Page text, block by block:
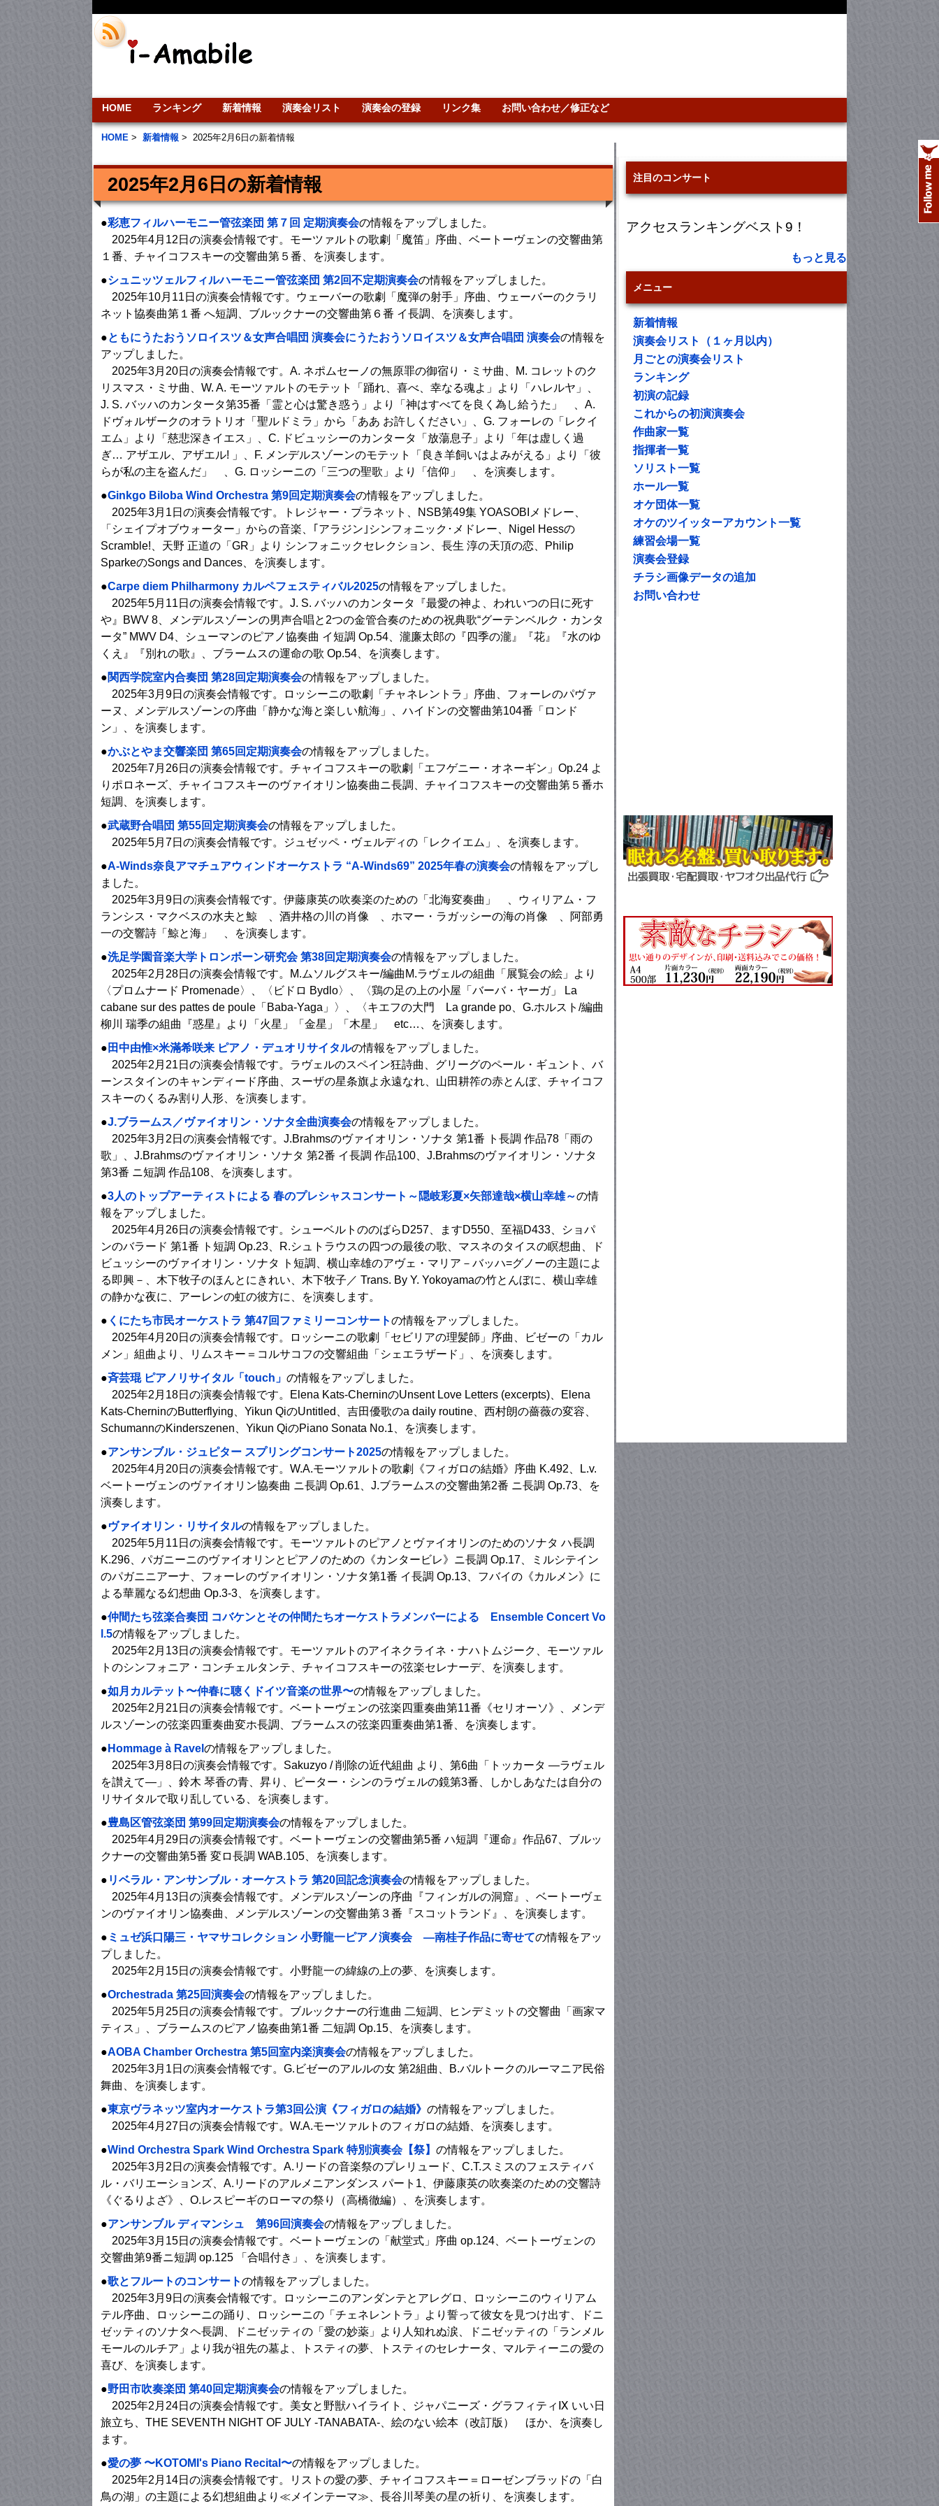
HOME ランキング 新着情報 演奏会リスト 演奏会の登録 リンク集 お問い合わせ／修正など
HOME > 新着情報 > 2025年2月6日の新着情報
2025年2月6日の新着情報
●彩恵フィルハーモニー管弦楽団 第７回 定期演奏会の情報をアップしました。
2025年4月12日の演奏会情報です。モーツァルトの歌劇「魔笛」序曲、ベートーヴェンの交響曲第
１番、チャイコフスキーの交響曲第５番、を演奏します。
●シュニッツェルフィルハーモニー管弦楽団 第2回不定期演奏会の情報をアップしました。
2025年10月11日の演奏会情報です。ウェーバーの歌劇「魔弾の射手」序曲、ウェーバーのクラリ
ネット協奏曲第１番 へ短調、ブルックナーの交響曲第６番 イ長調、を演奏します。
●ともにうたおうソロイスツ＆女声合唱団 演奏会にうたおうソロイスツ＆女声合唱団 演奏会の情報を
アップしました。
2025年3月20日の演奏会情報です。A. ネポムセーノの無原罪の御宿り・ミサ曲、M. コレットのク
リスマス・ミサ曲、W. A. モーツァルトのモテット「踊れ、喜べ、幸なる魂よ」より「ハレルヤ」、
J. S. バッハのカンタータ第35番「霊と心は驚き惑う」より「神はすべてを良く為し給うた」 、A.
ドヴォルザークのオラトリオ「聖ルドミラ」から「ああ お許しください」、G. フォーレの「レクイ
エム」より「慈悲深きイエス」、C. ドビュッシーのカンタータ「放蕩息子」より「年は虚しく過
ぎ… アザエル、アザエル! 」、F. メンデルスゾーンのモテット「良き羊飼いはよみがえる」より「彼
らが私の主を盗んだ」 、G. ロッシーニの「三つの聖歌」より「信仰」 、を演奏します。
●Ginkgo Biloba Wind Orchestra 第9回定期演奏会の情報をアップしました。
2025年3月1日の演奏会情報です。トレジャー・プラネット、NSB第49集 YOASOBIメドレー、
「シェイプオブウォーター」からの音楽、｢アラジン｣シンフォニック･メドレー、Nigel Hessの
Scramble!、天野 正道の「GR」より シンフォニックセレクション、長生 淳の天頂の恋、Philip
SparkeのSongs and Dances、を演奏します。
●Carpe diem Philharmony カルペフェスティバル2025の情報をアップしました。
2025年5月11日の演奏会情報です。J. S. バッハのカンタータ『最愛の神よ、われいつの日に死す
や』BWV 8、メンデルスゾーンの男声合唱と2つの金管合奏のための祝典歌“グーテンベルク・カンタ
ータ” MWV D4、シューマンのピアノ協奏曲 イ短調 Op.54、瀧廉太郎の『四季の瀧』『花』『水のゆ
くえ』『別れの歌』、ブラームスの運命の歌 Op.54、を演奏します。
●関西学院室内合奏団 第28回定期演奏会の情報をアップしました。
2025年3月9日の演奏会情報です。ロッシーニの歌劇「チャネレントラ」序曲、フォーレのパヴァ
ーヌ、メンデルスゾーンの序曲「静かな海と楽しい航海」、ハイドンの交響曲第104番「ロンド
ン」、を演奏します。
●かぶとやま交響楽団 第65回定期演奏会の情報をアップしました。
2025年7月26日の演奏会情報です。チャイコフスキーの歌劇「エフゲニー・オネーギン」Op.24 よ
りポロネーズ、チャイコフスキーのヴァイオリン協奏曲ニ長調、チャイコフスキーの交響曲第５番ホ
短調、を演奏します。
●武蔵野合唱団 第55回定期演奏会の情報をアップしました。
2025年5月7日の演奏会情報です。ジュゼッペ・ヴェルディの「レクイエム」、を演奏します。
●A-Winds奈良アマチュアウィンドオーケストラ “A-Winds69” 2025年春の演奏会の情報をアップし
ました。
2025年3月9日の演奏会情報です。伊藤康英の吹奏楽のための「北海変奏曲」 、ウィリアム・フ
ランシス・マクベスの水夫と鯨 、酒井格の川の肖像 、ホマー・ラガッシーの海の肖像 、阿部勇
一の交響詩「鯨と海」 、を演奏します。
●洗足学園音楽大学トロンボーン研究会 第38回定期演奏会の情報をアップしました。
2025年2月28日の演奏会情報です。M.ムソルグスキー/編曲M.ラヴェルの組曲「展覧会の絵」より
〈プロムナード Promenade〉、〈ビドロ Bydlo〉、〈鶏の足の上の小屋「バーバ・ヤーガ」 La
cabane sur des pattes de poule「Baba-Yaga」〉、〈キエフの大門 La grande po、G.ホルスト/編曲
柳川 瑞季の組曲『惑星』より「火星」「金星」「木星」 etc…、を演奏します。
● 田中由惟×米滿希咲来 ピアノ・デュオリサイタルの情報をアップしました。
2025年2月21日の演奏会情報です。ラヴェルのスペイン狂詩曲、グリーグのペール・ギュント、バ
ーンスタインのキャンディード序曲、スーザの星条旗よ永遠なれ、山田耕筰の赤とんぼ、チャイコフ
スキーのくるみ割り人形、を演奏します。
●J.ブラームス／ヴァイオリン・ソナタ全曲演奏会の情報をアップしました。
2025年3月2日の演奏会情報です。J.Brahmsのヴァイオリン・ソナタ 第1番 ト長調 作品78「雨の
歌」、J.Brahmsのヴァイオリン・ソナタ 第2番 イ長調 作品100、J.Brahmsのヴァイオリン・ソナタ
第3番 ニ短調 作品108、を演奏します。
●3人のトップアーティストによる 春のプレシャスコンサート～隠岐彩夏×矢部達哉×横山幸雄～の情
報をアップしました。
2025年4月26日の演奏会情報です。シューベルトののばらD257、ますD550、至福D433、ショパ
ンのバラード 第1番 ト短調 Op.23、R.シュトラウスの四つの最後の歌、マスネのタイスの瞑想曲、ド
ビュッシーのヴァイオリン・ソナタ ト短調、横山幸雄のアヴェ・マリア－バッハ=グノーの主題によ
る即興－、木下牧子のほんとにきれい、木下牧子／ Trans. By Y. Yokoyamaの竹とんぼに、横山幸雄
の静かな夜に、アーレンの虹の彼方に、を演奏します。
● くにたち市民オーケストラ 第47回ファミリーコンサートの情報をアップしました。
2025年4月20日の演奏会情報です。ロッシーニの歌劇「セビリアの理髪師」序曲、ビゼーの「カル
メン」組曲より、リムスキー＝コルサコフの交響組曲「シェエラザード」、を演奏します。
●斉芸琨 ピアノリサイタル「touch」 の情報をアップしました。
2025年2月18日の演奏会情報です。Elena Kats-CherninのUnsent Love Letters (excerpts)、Elena
Kats-CherninのButterflying、Yikun QiのUntitled、吉田優歌のa daily routine、西村朗の薔薇の変容、
SchumannのKinderszenen、Yikun QiのPiano Sonata No.1、を演奏します。
●アンサンブル・ジュピター スプリングコンサート2025の情報をアップしました。
2025年4月20日の演奏会情報です。W.A.モーツァルトの歌劇《フィガロの結婚》序曲 K.492、L.v.
ベートーヴェンのヴァイオリン協奏曲 ニ長調 Op.61、J.ブラームスの交響曲第2番 ニ長調 Op.73、を
演奏します。
●ヴァイオリン・リサイタルの情報をアップしました。
2025年5月11日の演奏会情報です。モーツァルトのピアノとヴァイオリンのためのソナタ ハ長調
K.296、パガニーニのヴァイオリンとピアノのための《カンタービレ》ニ長調 Op.17、ミルシテイン
のパガニニアーナ、フォーレのヴァイオリン・ソナタ第1番 イ長調 Op.13、フバイの《カルメン》に
よる華麗なる幻想曲 Op.3-3、を演奏します。
●仲間たち弦楽合奏団 コバケンとその仲間たちオーケストラメンバーによる Ensemble Concert Vo
l.5の情報をアップしました。
2025年2月13日の演奏会情報です。モーツァルトのアイネクライネ・ナハトムジーク、モーツァル
トのシンフォニア・コンチェルタンテ、チャイコフスキーの弦楽セレナーデ、を演奏します。
●如月カルテット〜仲春に聴くドイツ音楽の世界〜の情報をアップしました。
2025年2月21日の演奏会情報です。ベートーヴェンの弦楽四重奏曲第11番《セリオーソ》、メンデ
ルスゾーンの弦楽四重奏曲変ホ長調、ブラームスの弦楽四重奏曲第1番、を演奏します。
● Hommage à Ravel の情報をアップしました。
2025年3月8日の演奏会情報です。Sakuzyo / 削除の近代組曲 より、第6曲「トッカータ ―ラヴェル
を讃えて―」、鈴木 琴香の青、昇り、ピーター・シンのラヴェルの鏡第3番、しかしあなたは自分の
リサイタルで取り乱している、を演奏します。
●豊島区管弦楽団 第99回定期演奏会の情報をアップしました。
2025年4月29日の演奏会情報です。ベートーヴェンの交響曲第5番 ハ短調『運命』作品67、ブルッ
クナーの交響曲第5番 変ロ長調 WAB.105、を演奏します。
● リベラル・アンサンブル・オーケストラ 第20回記念演奏会の情報をアップしました。
2025年4月13日の演奏会情報です。メンデルスゾーンの序曲『フィンガルの洞窟』、ベートーヴェ
ンのヴァイオリン協奏曲、メンデルスゾーンの交響曲第３番『スコットランド』、を演奏します。
● ミュゼ浜口陽三・ヤマサコレクション 小野龍一ピアノ演奏会 ―南桂子作品に寄せての情報をアッ
プしました。
2025年2月15日の演奏会情報です。小野龍一の緯線の上の夢、を演奏します。
●Orchestrada 第25回演奏会の情報をアップしました。
2025年5月25日の演奏会情報です。ブルックナーの行進曲 二短調、ヒンデミットの交響曲「画家マ
ティス」、ブラームスのピアノ協奏曲第1番 二短調 Op.15、を演奏します。
●AOBA Chamber Orchestra 第5回室内楽演奏会の情報をアップしました。
2025年3月1日の演奏会情報です。G.ビゼーのアルルの女 第2組曲、B.バルトークのルーマニア民俗
舞曲、を演奏します。
●東京ヴラネッツ室内オーケストラ第3回公演《フィガロの結婚》 の情報をアップしました。
2025年4月27日の演奏会情報です。W.A.モーツァルトのフィガロの結婚、を演奏します。
●Wind Orchestra Spark Wind Orchestra Spark 特別演奏会【祭】 の情報をアップしました。
2025年3月2日の演奏会情報です。A.リードの音楽祭のプレリュード、C.T.スミスのフェスティバ
ル・バリエーションズ、A.リードのアルメニアンダンス パート1、伊藤康英の吹奏楽のための交響詩
《ぐるりよざ》、O.レスピーギのローマの祭り（高橋徹編）、を演奏します。
●アンサンブル ディマンシュ 第96回演奏会の情報をアップしました。
2025年3月15日の演奏会情報です。ベートーヴェンの「献堂式」序曲 op.124、ベートーヴェンの
交響曲第9番ニ短調 op.125 「合唱付き」、を演奏します。
●歌とフルートのコンサートの情報をアップしました。
2025年3月9日の演奏会情報です。ロッシーニのアンダンテとアレグロ、ロッシーニのウィリアム
テル序曲、ロッシーニの踊り、ロッシーニの「チェネレントラ」より誓って彼女を見つけ出す、ドニ
ゼッティのソナタヘ長調、ドニゼッティの「愛の妙薬」より人知れぬ涙、ドニゼッティの「ランメル
モールのルチア」より我が祖先の墓よ、トスティの夢、トスティのセレナータ、マルティーニの愛の
喜び、を演奏します。
●野田市吹奏楽団 第40回定期演奏会の情報をアップしました。
2025年2月24日の演奏会情報です。美女と野獣ハイライト、ジャパニーズ・グラフィティⅨ いい日
旅立ち、THE SEVENTH NIGHT OF JULY -TANABATA-、絵のない絵本（改訂版） ほか、を演奏し
ます。
●愛の夢 〜KOTOMI's Piano Recital〜の情報をアップしました。
2025年2月14日の演奏会情報です。リストの愛の夢、チャイコフスキー＝ローゼンブラッドの「白
鳥の湖」の主題による幻想組曲より≪メインテーマ≫、長谷川琴美の星の祈り、を演奏します。
注目のコンサート
アクセスランキングベスト9！
もっと見る
メニュー
新着情報
演奏会リスト（１ヶ月以内）
月ごとの演奏会リスト
ランキング
初演の記録
これからの初演演奏会
作曲家一覧
指揮者一覧
ソリスト一覧
ホール一覧
オケ団体一覧
オケのツイッターアカウント一覧
練習会場一覧
演奏会登録
チラシ画像データの追加
お問い合わせ